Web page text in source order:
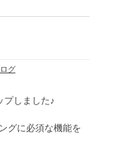
グ
プしました♪
グに必須な機能を